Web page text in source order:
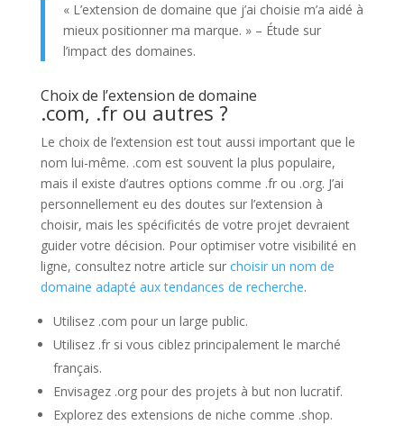
« L’extension de domaine que j’ai choisie m’a aidé à
mieux positionner ma marque. » – Étude sur
l’impact des domaines.
Choix de l’extension de domaine
.com, .fr ou autres ?
Le choix de l’extension est tout aussi important que le
nom lui-même. .com est souvent la plus populaire,
mais il existe d’autres options comme .fr ou .org. J’ai
personnellement eu des doutes sur l’extension à
choisir, mais les spécificités de votre projet devraient
guider votre décision. Pour optimiser votre visibilité en
ligne, consultez notre article sur choisir un nom de
domaine adapté aux tendances de recherche.
Utilisez .com pour un large public.
Utilisez .fr si vous ciblez principalement le marché
français.
Envisagez .org pour des projets à but non lucratif.
Explorez des extensions de niche comme .shop.